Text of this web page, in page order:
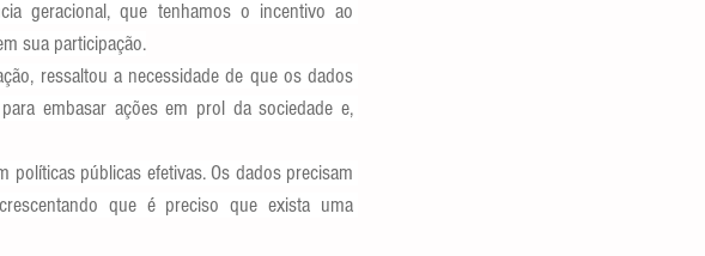
geracional, que tenhamos o incentivo ao
sua participação.
ressaltou a necessidade de que os dados
embasar ações em prol da sociedade e,
políticas públicas efetivas. Os dados precisam
que é preciso que exista uma